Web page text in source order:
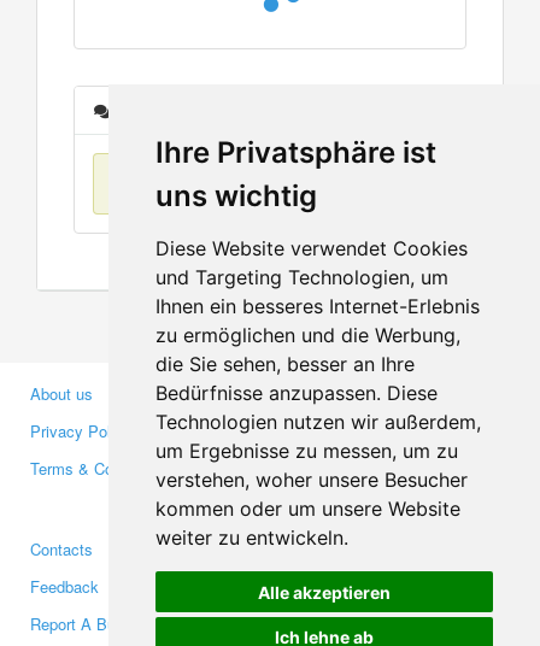
Ihre Privatsphäre ist
uns wichtig
Diese Website verwendet Cookies
und Targeting Technologien, um
Ihnen ein besseres Internet-Erlebnis
zu ermöglichen und die Werbung,
die Sie sehen, besser an Ihre
Bedürfnisse anzupassen. Diese
Technologien nutzen wir außerdem,
um Ergebnisse zu messen, um zu
verstehen, woher unsere Besucher
kommen oder um unsere Website
weiter zu entwickeln.
Alle akzeptieren
Ich lehne ab
No items found
About us
Privacy Policy
Terms & Conditions
Business Partners
Investors
Media
Contacts
Feedback
Report A Bug
Facebook
Twitter
YouTube